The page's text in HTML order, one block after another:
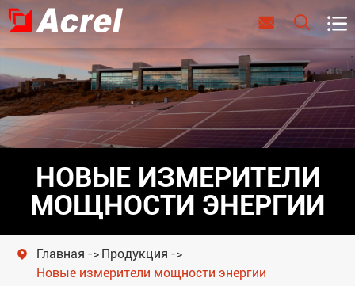
  
НОВЫЕ ИЗМЕРИТЕЛИ
МОЩНОСТИ ЭНЕРГИИ
 Главная
Продукция
Новые измерители мощности энергии